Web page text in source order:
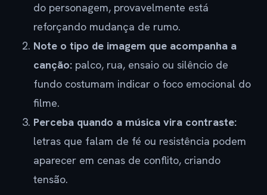
do personagem, provavelmente está
reforçando mudança de rumo.
Note o tipo de imagem que acompanha a
canção: palco, rua, ensaio ou silêncio de
fundo costumam indicar o foco emocional do
filme.
Perceba quando a música vira contraste:
letras que falam de fé ou resistência podem
aparecer em cenas de conflito, criando
tensão.